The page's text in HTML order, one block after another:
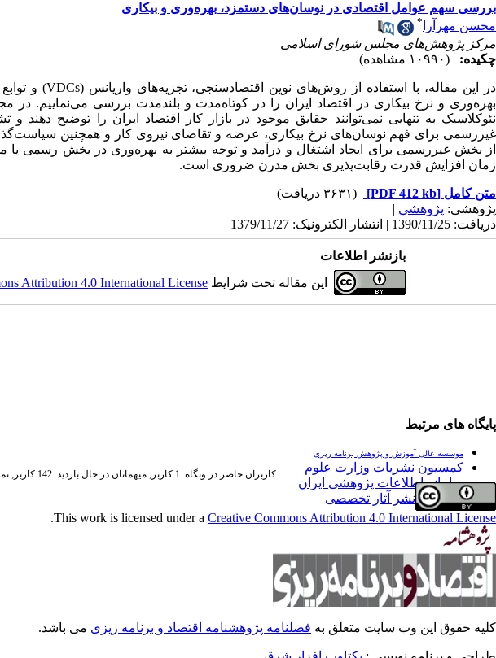
بررسی سهم عوامل اقتصادی در نوسان‌های دستمزد، بهره‌وری و بیکاری
محسن مهرآرا
*
مرکز پژوهش‌های مجلس شورای اسلامی
چکیده:
(۱۰۹۹۰ مشاهده)
بهره‌وری و نرخ بیکاری در اقتصاد ایران را در کوتاه‌مدت و بلندمدت بررسی می‌نماییم. در
نئوکلاسیک به تنهایی نمی‌توانند حقایق موجود در بازار کار اقتصاد ایران را توضیح
غیررسمی برای فهم نوسان‌های نرخ بیکاری، عرضه و تقاضای نیروی کار و همچنین
از بخش غیررسمی برای ایجاد اشتغال و درآمد و توجه بیشتر به بهره‌وری در بخش رسمی
زمان افزایش قدرت رقابت‌پذیری بخش مدرن ضروری است.
متن کامل [PDF 412 kb]
(۳۶۳۱ دریافت)
پژوهشی: پژوهشي |
دریافت: 1390/11/25 | انتشار الکترونیک: 1379/11/27
بازنشر اطلاعات
این مقاله تحت شرایط Attribution 4.0 International License
پایگاه های مرتبط
موسسه عالی آموزش و پژوهش برنامه ریزی
کمسیون نشریات وزارت علوم
سامانه اطلاعات پژوهشی ایران
فراخوان نشر آثار تخصصی
کاربران حاضر در وبگاه: 1 کاربر; میهمانان در حال بازدید: 142 کاربر; تمام
This work is licensed under a Creative Commons Attribution 4.0 International License
.
کلیه حقوق این وب سایت متعلق به فصلنامه پژوهشنامه اقتصاد و برنامه ریزی می باشد.